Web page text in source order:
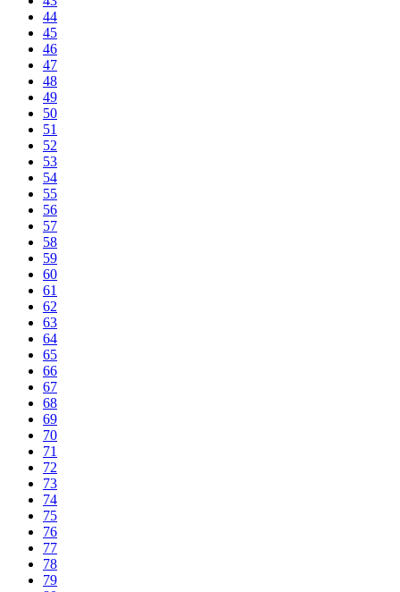
44
45
46
47
48
49
50
51
52
53
54
55
56
57
58
59
60
61
62
63
64
65
66
67
68
69
70
71
72
73
74
75
76
77
78
79